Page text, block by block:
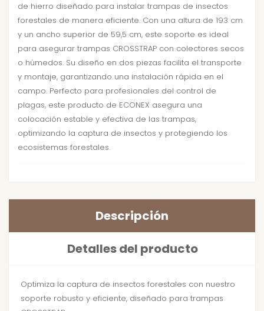
de hierro diseñado para instalar trampas de insectos
forestales de manera eficiente. Con una altura de 193 cm
y un ancho superior de 59,5 cm, este soporte es ideal
para asegurar trampas CROSSTRAP con colectores secos
o húmedos. Su diseño en dos piezas facilita el transporte
y montaje, garantizando una instalación rápida en el
campo. Perfecto para profesionales del control de
plagas, este producto de ECONEX asegura una
colocación estable y efectiva de las trampas,
optimizando la captura de insectos y protegiendo los
ecosistemas forestales.
Descripción
Detalles del producto
Optimiza la captura de insectos forestales con nuestro
soporte robusto y eficiente, diseñado para trampas